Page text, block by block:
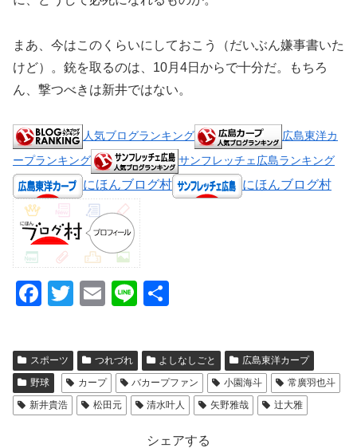
まあ、今はこのくらいにしておこう（だいぶん嫌事書いた
けど）。銃を取るのは、10月4日からで十分だ。もちろ
ん、撃つべきは新井ではない。
人気ブログランキング
広島東洋カ
ープランキング
サンフレッチェ広島ランキング
にほんブログ村 にほんブログ村
F
c
e
b
o
T
tt
er
E
ail
Li
e
スポーツ つれづれ よしなしごと
広島東洋カープ
野球
カープ バカープファン 小園海斗
常廣羽也斗
新井貴浩
松田元 清水叶人 矢野雅哉 辻大雅
シェアする